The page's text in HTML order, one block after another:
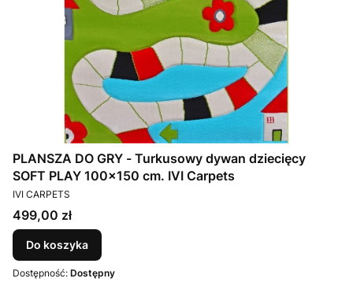
PLANSZA DO GRY - Turkusowy dywan dziecięcy
SOFT PLAY 100x150 cm. IVI Carpets
PRODUCENT
IVI CARPETS
Cena
499,00 zł
Do koszyka
Dostępność: Dostępny